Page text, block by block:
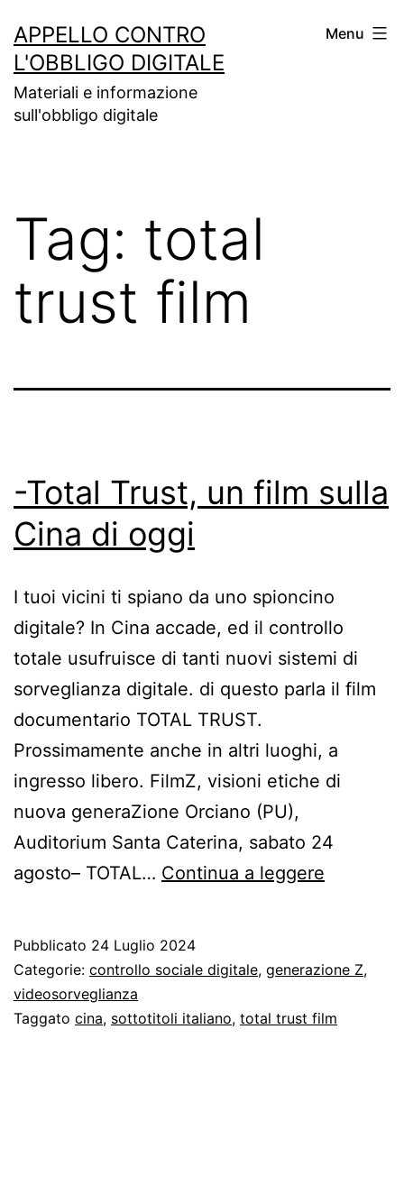
contenuto
APPELLO CONTRO
L'OBBLIGO DIGITALE
Materiali e informazione
sull'obbligo digitale
Menu
Tag: total
trust film
-Total Trust, un film sulla
Cina di oggi
I tuoi vicini ti spiano da uno spioncino
digitale? In Cina accade, ed il controllo
totale usufruisce di tanti nuovi sistemi di
sorveglianza digitale. di questo parla il film
documentario TOTAL TRUST.
Prossimamente anche in altri luoghi, a
ingresso libero. FilmZ, visioni etiche di
nuova generaZione Orciano (PU),
Auditorium Santa Caterina, sabato 24
agosto– TOTAL… Continua a leggere
un
sulla
Pubblicato 24 Luglio 2024
Categorie: controllo sociale digitale, generazione Z,
videosorveglianza
Taggato cina, sottotitoli italiano, total trust film